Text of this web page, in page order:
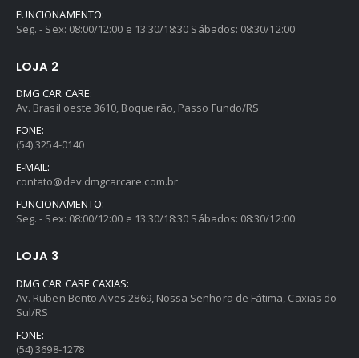
FUNCIONAMENTO:
Seg. - Sex: 08:00/12:00 e 13:30/18:30 Sábados: 08:30/12:00
LOJA 2
DMG CAR CARE:
Av. Brasil oeste 3610, Boqueirão, Passo Fundo/RS
FONE:
(54) 3254-0140
E-MAIL:
contato@dev.dmgcarcare.com.br
FUNCIONAMENTO:
Seg. - Sex: 08:00/12:00 e 13:30/18:30 Sábados: 08:30/12:00
LOJA 3
DMG CAR CARE CAXIAS:
Av. Ruben Bento Alves 2869, Nossa Senhora de Fátima, Caxias do
Sul/RS
FONE:
(54) 3698-1278